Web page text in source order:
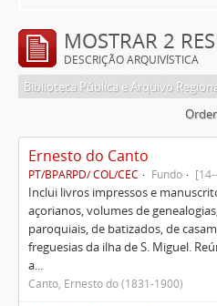
MOSTRAR 2
DESCRIÇÃO ARQUIVÍSTICA
Ernesto do Canto
PT/BPARPD/ COL/CEC Fundo
Inclui livros impressos e
açorianos, volumes de
paroquiais, de batizados, de
freguesias da ilha de S. Miguel.
a...
Canto, Ernesto do (1831-1900)